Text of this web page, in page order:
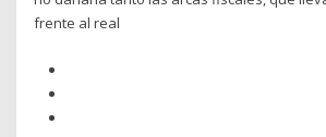
frente al real